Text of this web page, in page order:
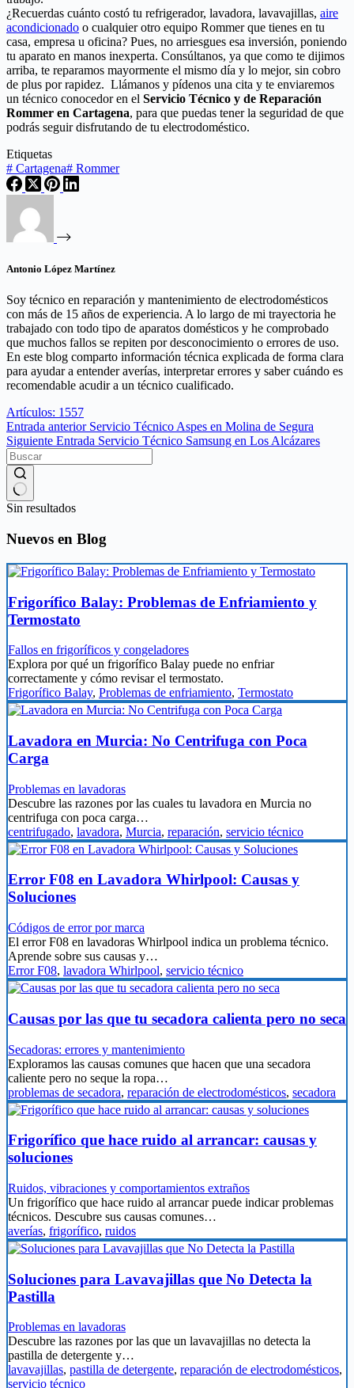
¿Recuerdas cuánto costó tu refrigerador, lavadora, lavavajillas, aire
acondicionado o cualquier otro equipo Rommer que tienes en tu
casa, empresa u oficina? Pues, no arriesgues esa inversión, poniendo
tu aparato en manos inexperta. Consúltanos, ya que como te dijimos
arriba, te reparamos mayormente el mismo día y lo mejor, sin cobro
de plus por rapidez. Llámanos y pídenos una cita y te enviaremos
un técnico conocedor en el Servicio Técnico y de Reparación
Rommer en Cartagena, para que puedas tener la seguridad de que
podrás seguir disfrutando de tu electrodoméstico.
Etiquetas
# Cartagena# Rommer
Antonio López Martínez
Soy técnico en reparación y mantenimiento de electrodomésticos
con más de 15 años de experiencia. A lo largo de mi trayectoria he
trabajado con todo tipo de aparatos domésticos y he comprobado
que muchos fallos se repiten por desconocimiento o errores de uso.
En este blog comparto información técnica explicada de forma clara
para ayudar a entender averías, interpretar errores y saber cuándo es
recomendable acudir a un técnico cualificado.
Artículos: 1557
Entrada anterior Servicio Técnico Aspes en Molina de Segura
Siguiente Entrada Servicio Técnico Samsung en Los Alcázares
Sin resultados
Nuevos en Blog
Frigorífico Balay: Problemas de Enfriamiento y
Termostato
Fallos en frigoríficos y congeladores
Explora por qué un frigorífico Balay puede no enfriar
correctamente y cómo revisar el termostato.
Frigorífico Balay, Problemas de enfriamiento, Termostato
Lavadora en Murcia: No Centrifuga con Poca
Carga
Problemas en lavadoras
Descubre las razones por las cuales tu lavadora en Murcia no
centrifuga con poca carga…
centrifugado, lavadora, Murcia, reparación, servicio técnico
Error F08 en Lavadora Whirlpool: Causas y
Soluciones
Códigos de error por marca
El error F08 en lavadoras Whirlpool indica un problema técnico.
Aprende sobre sus causas y…
Error F08, lavadora Whirlpool, servicio técnico
Causas por las que tu secadora calienta pero no seca
Secadoras: errores y mantenimiento
Exploramos las causas comunes que hacen que una secadora
caliente pero no seque la ropa…
problemas de secadora, reparación de electrodomésticos, secadora
Frigorífico que hace ruido al arrancar: causas y
soluciones
Ruidos, vibraciones y comportamientos extraños
Un frigorífico que hace ruido al arrancar puede indicar problemas
técnicos. Descubre sus causas comunes…
averías, frigorífico, ruidos
Soluciones para Lavavajillas que No Detecta la
Pastilla
Problemas en lavadoras
Descubre las razones por las que un lavavajillas no detecta la
pastilla de detergente y…
lavavajillas, pastilla de detergente, reparación de electrodomésticos,
servicio técnico